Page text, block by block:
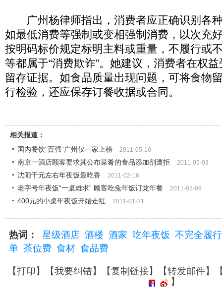
广州杨律师指出，消费者应正确识别各
如最低消费等强制或变相强制消费，以次充
按明码标价规定标明主料或重量，不履行或
等都属于“消费欺诈”。她建议，消费者在权
留存证据。如食品质量出现问题，可将食物
行检验，还应保存订餐收据或合同。
相关报道：
国内餐饮“百强”广州仅一家上榜
2011-05-10
南京一酒店顾客要求其公布菜肴的食品添加剂遭拒 2011-05-03
沈阳千元左右年夜饭最吃香 2011-02-16
老字号年夜饭“一桌难求” 顾客吃兔年饭订龙年餐 2011-02-09
400元的小桌年夜饭开始走红 2011-01-31
热词： 星级酒店 酒楼 酒家 吃年夜饭 不完全履行
单 茶位费 食材 食品费
【打印】【我要纠错】【复制链接】【转发邮件】
】